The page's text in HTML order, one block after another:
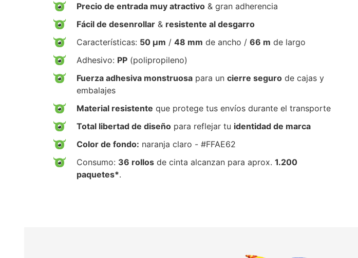
Precio de entrada muy atractivo & gran adherencia
Fácil de desenrollar & resistente al desgarro
Características: 50 µm / 48 mm de ancho / 66 m de largo
Adhesivo: PP (polipropileno)
Fuerza adhesiva monstruosa para un cierre seguro de cajas y
embalajes
Material resistente que protege tus envíos durante el transporte
Total libertad de diseño para reflejar tu identidad de marca
Color de fondo: naranja claro - #FFAE62
Consumo: 36 rollos de cinta alcanzan para aprox. 1.200
paquetes*.